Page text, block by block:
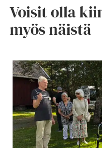
Voisit olla
myös näistä